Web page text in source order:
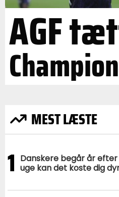
AGF
MEST LÆSTE
1 Danskere begår år
uge kan det koste dig